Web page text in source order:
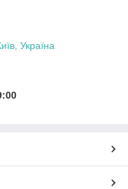
Україна